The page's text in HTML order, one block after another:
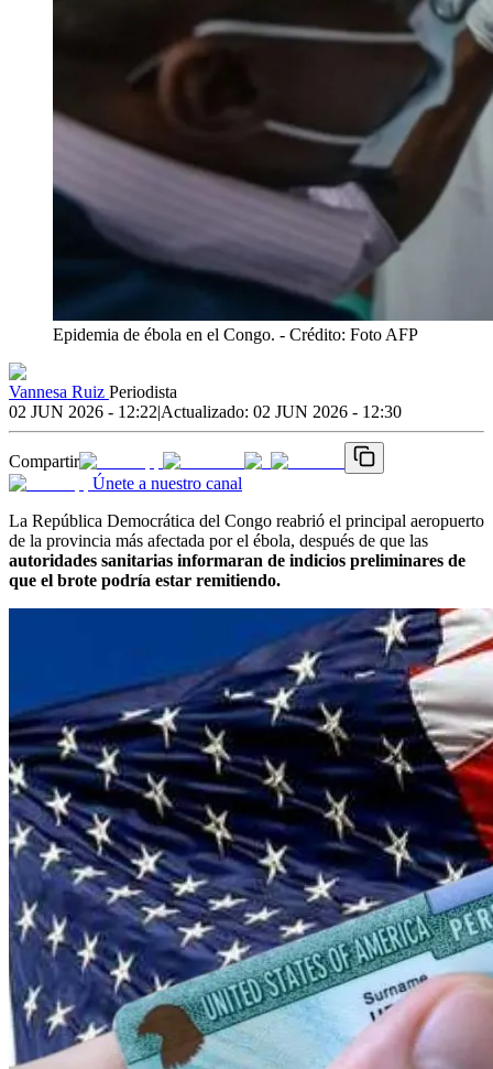
Epidemia de ébola en el Congo. - Crédito: Foto AFP
Vannesa Ruiz Periodista
02 JUN 2026 - 12:22|Actualizado: 02 JUN 2026 - 12:30
Compartir
Únete a nuestro canal
La República Democrática del Congo reabrió el principal aeropuerto
de la provincia más afectada por el ébola, después de que las
autoridades sanitarias informaran de indicios preliminares de
que el brote podría estar remitiendo.